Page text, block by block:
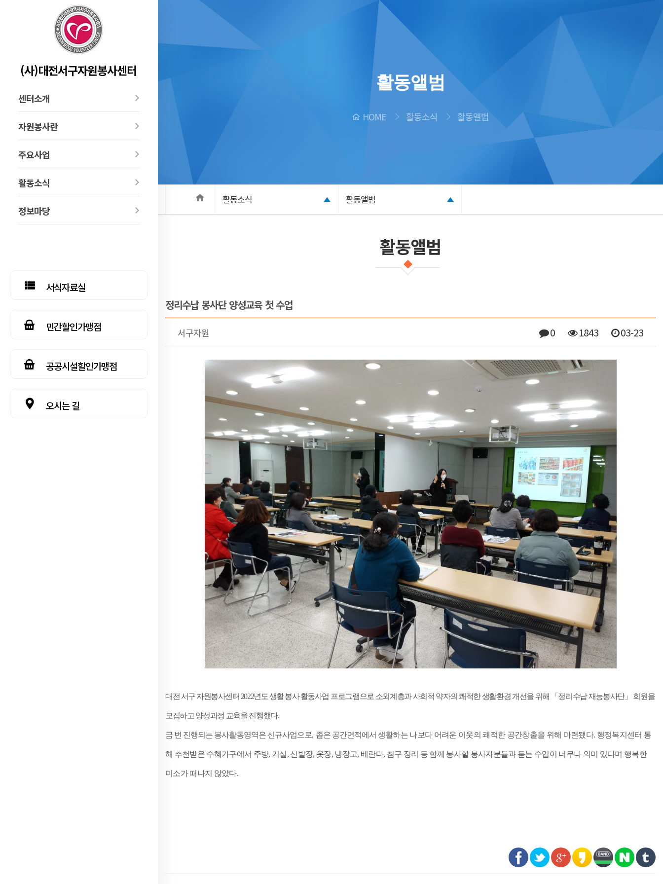
(사)대전서구자원봉사센터
센터소개
자원봉사란
주요사업
활동소식
정보마당
서식자료실
민간할인가맹점
공공시설할인가맹점
오시는 길
활동앨범
HOME 활동소식 활동앨범
활동소식 활동앨범
활동앨범
정리수납 봉사단 양성교육 첫 수업
서구자원 0 1843 03-23
대전 서구 자원봉사센터 2022년도 생활 봉사 활동사업 프로그램으로 소외계층과 사회적 약자의 쾌적한 생활환경 개선을 위해 「 정리수납 재능봉사단」 회원을
모집하고 양성과정 교육을 진행했다.
금 번 진행되는 봉사활동영역은 신규사업으로, 좁은 공간면적에서 생활하는 나보다 어려운 이웃의 쾌적한 공간창출을 위해 마련됐다. 행정복지센터 통
해 추천받은 수혜가구에서 주방, 거실, 신발장, 옷장, 냉장고, 베란다, 침구 정리 등 함께 봉사할 봉사자분들과 듣는 수업이 너무나 의미 있다며 행복한
미소가 떠나지 않았다.